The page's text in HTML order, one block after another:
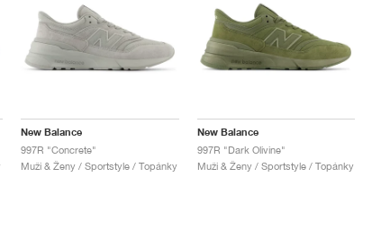
New Balance
997R "Concrete"
Muži & Ženy / Sportstyle / Topánky
New Balance
997R "Dark Olivine"
Muži & Ženy / Sportstyle / Topánky